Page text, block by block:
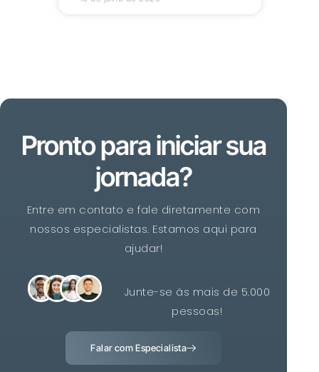
Pronto para iniciar sua
jornada?
Entre em contato e fale diretamente com
nossos especialistas. Estamos aqui para
ajudar!
Junte-se às mais de 5.000
pessoas!
Falar com Especialista